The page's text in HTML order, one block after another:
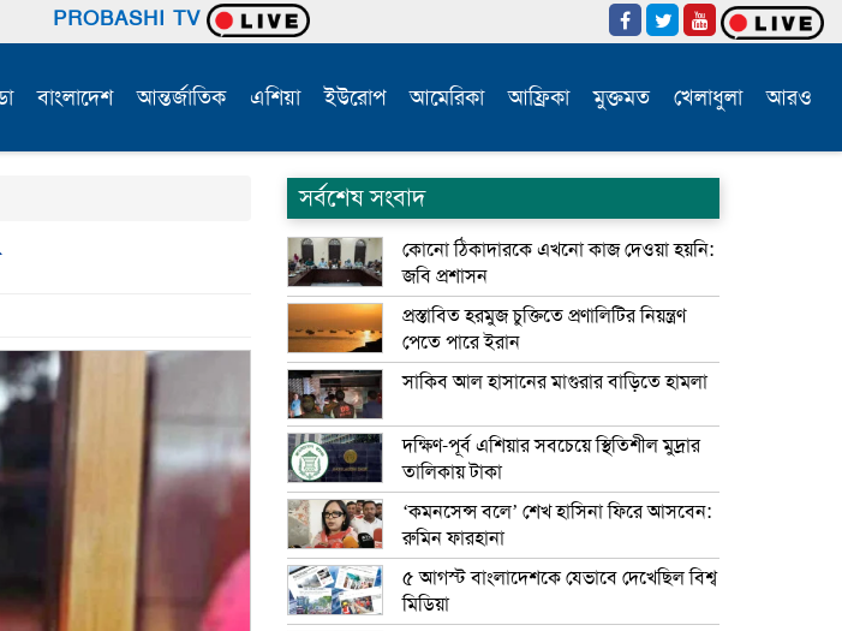
PROBASHI TV
বাংলাদেশ আন্তর্জাতিক এশিয়া ইউরোপ আমেরিকা আফ্রিকা মুক্তমত খেলাধুলা আরও
সর্বশেষ সংবাদ
কোনো ঠিকাদারকে এখনো কাজ দেওয়া হয়নি:
জবি প্রশাসন
প্রস্তাবিত হরমুজ চুক্তিতে প্রণালিটির নিয়ন্ত্রণ
পেতে পারে ইরান
সাকিব আল হাসানের মাগুরার বাড়িতে হামলা
দক্ষিণ-পূর্ব এশিয়ার সবচেয়ে স্থিতিশীল মুদ্রার
তালিকায় টাকা
‘কমনসেন্স বলে’ শেখ হাসিনা ফিরে আসবেন:
রুমিন ফারহানা
৫ আগস্ট বাংলাদেশকে যেভাবে দেখেছিল বিশ্ব
মিডিয়া